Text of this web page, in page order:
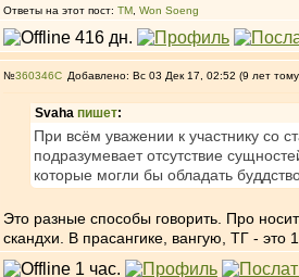
Ответы на этот пост: ТМ Won Soeng
№360346 Добавлено: Вс 03 Дек 17, 02:52 (9 лет
Svaha пишет:
При всём уважении к участнику со
подразумевает отсутствие
которые могли бы обладать
Это разные способы говорить. Про
скандхи. В прасангике, вангую, ТГ - это